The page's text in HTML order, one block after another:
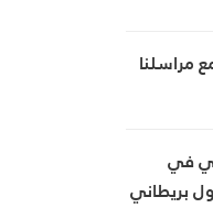
مراسلنا
في
بريطاني